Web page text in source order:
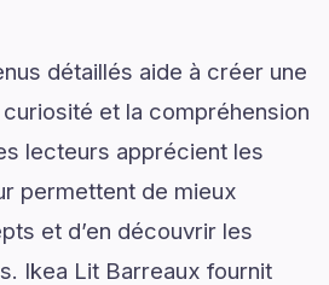
détaillés aide à créer une
et la compréhension
lecteurs apprécient les
permettent de mieux
et d’en découvrir les
Ikea Lit Barreaux fournit